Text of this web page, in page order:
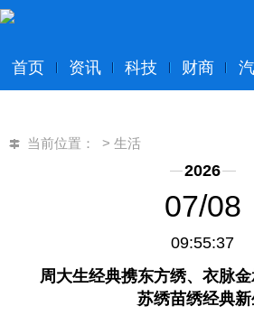
首页 资讯 科技 财商
当前位置： > 生活
2026
07/08
09:55:37
周大生经典携东方绣、衣脉
苏绣苗绣经典